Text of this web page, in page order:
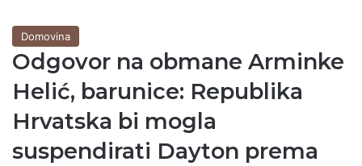
Domovina
Odgovor na obmane Arminke
Helić, barunice: Republika
Hrvatska bi mogla
suspendirati Dayton prema